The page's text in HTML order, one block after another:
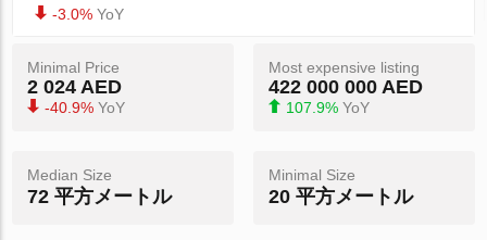
-3.0% YoY
Minimal Price
2 024 AED
-40.9% YoY
Most expensive listing
422 000 000 AED
107.9% YoY
Median Size
72 平方メートル
Minimal Size
20 平方メートル